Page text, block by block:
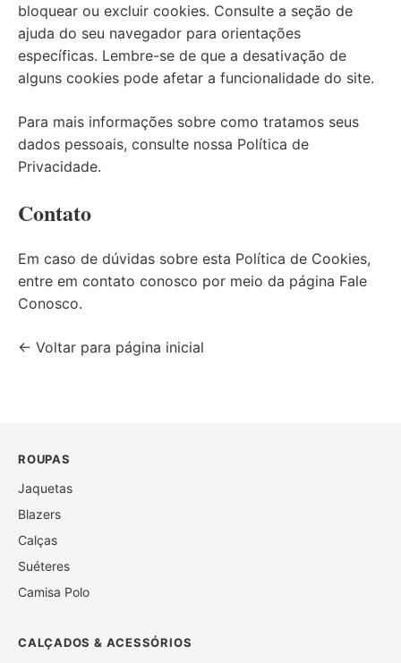
bloquear ou excluir cookies. Consulte a seção de
ajuda do seu navegador para orientações
específicas. Lembre-se de que a desativação de
alguns cookies pode afetar a funcionalidade do site.
Para mais informações sobre como tratamos seus
dados pessoais, consulte nossa Política de
Privacidade.
Contato
Em caso de dúvidas sobre esta Política de Cookies,
entre em contato conosco por meio da página Fale
Conosco.
← Voltar para página inicial
ROUPAS
Jaquetas
Blazers
Calças
Suéteres
Camisa Polo
CALÇADOS & ACESSÓRIOS